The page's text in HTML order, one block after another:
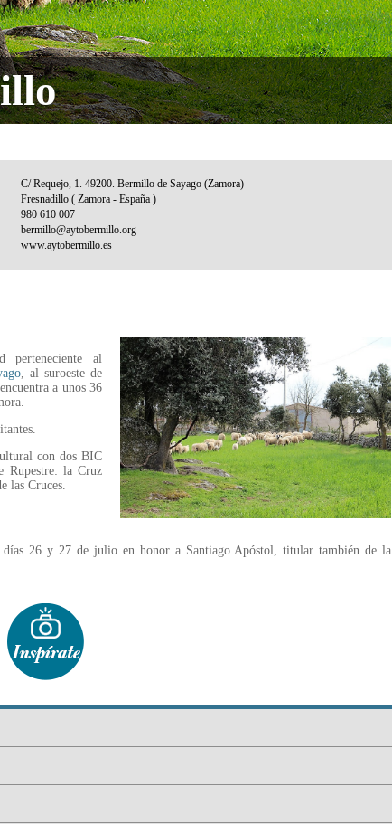
perteneciente al
, al suroeste de
a unos 36
con dos BIC
Rupestre: la Cruz
las Cruces.
días 26 y 27 de julio en honor a Santiago Apóstol, titular también de la